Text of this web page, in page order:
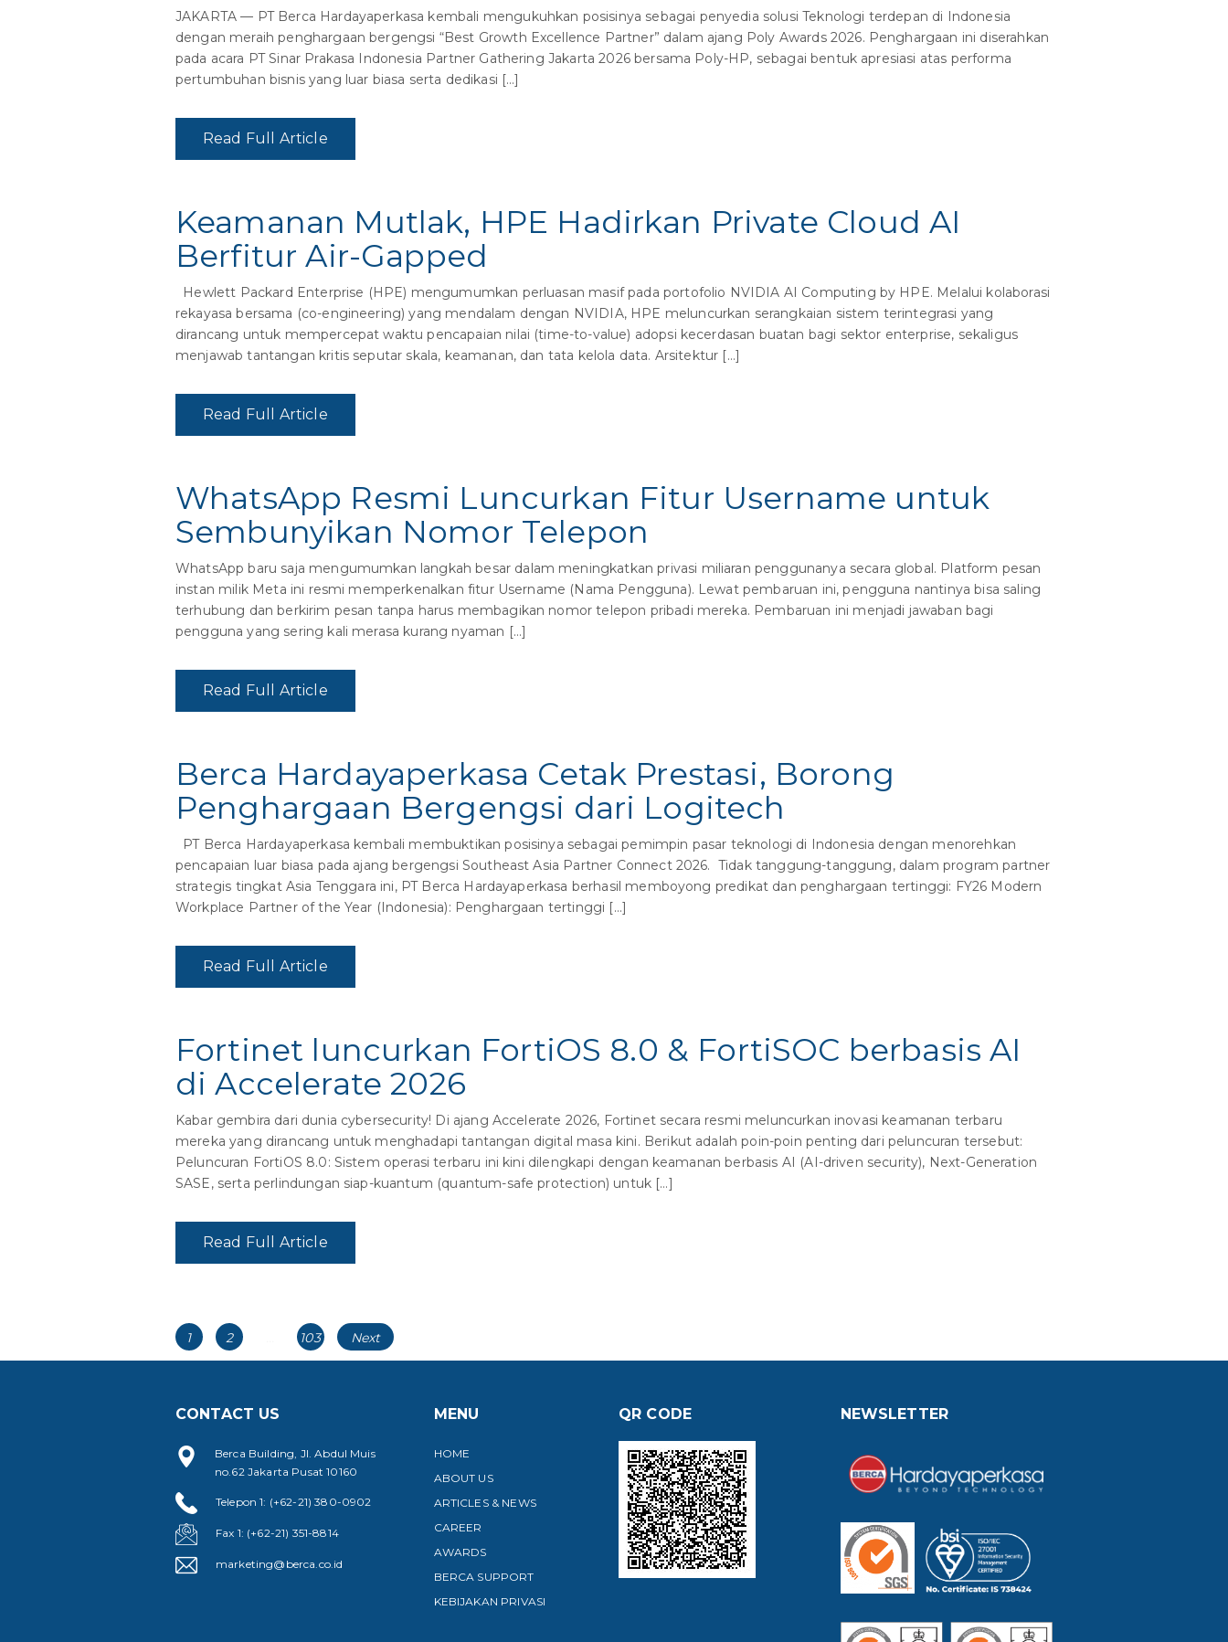
JAKARTA — PT Berca Hardayaperkasa kembali mengukuhkan posisinya sebagai penyedia solusi Teknologi terdepan di Indonesia
dengan meraih penghargaan bergengsi “Best Growth Excellence Partner” dalam ajang Poly Awards 2026. Penghargaan ini diserahkan
pada acara PT Sinar Prakasa Indonesia Partner Gathering Jakarta 2026 bersama Poly-HP, sebagai bentuk apresiasi atas performa
pertumbuhan bisnis yang luar biasa serta dedikasi […]
Read Full Article
Keamanan Mutlak, HPE Hadirkan Private Cloud AI
Berfitur Air-Gapped
Hewlett Packard Enterprise (HPE) mengumumkan perluasan masif pada portofolio NVIDIA AI Computing by HPE. Melalui kolaborasi
rekayasa bersama (co-engineering) yang mendalam dengan NVIDIA, HPE meluncurkan serangkaian sistem terintegrasi yang
dirancang untuk mempercepat waktu pencapaian nilai (time-to-value) adopsi kecerdasan buatan bagi sektor enterprise, sekaligus
menjawab tantangan kritis seputar skala, keamanan, dan tata kelola data. Arsitektur […]
Read Full Article
WhatsApp Resmi Luncurkan Fitur Username untuk
Sembunyikan Nomor Telepon
WhatsApp baru saja mengumumkan langkah besar dalam meningkatkan privasi miliaran penggunanya secara global. Platform pesan
instan milik Meta ini resmi memperkenalkan fitur Username (Nama Pengguna). Lewat pembaruan ini, pengguna nantinya bisa saling
terhubung dan berkirim pesan tanpa harus membagikan nomor telepon pribadi mereka. Pembaruan ini menjadi jawaban bagi
pengguna yang sering kali merasa kurang nyaman […]
Read Full Article
Berca Hardayaperkasa Cetak Prestasi, Borong
Penghargaan Bergengsi dari Logitech
PT Berca Hardayaperkasa kembali membuktikan posisinya sebagai pemimpin pasar teknologi di Indonesia dengan menorehkan
pencapaian luar biasa pada ajang bergengsi Southeast Asia Partner Connect 2026. Tidak tanggung-tanggung, dalam program partner
strategis tingkat Asia Tenggara ini, PT Berca Hardayaperkasa berhasil memboyong predikat dan penghargaan tertinggi: FY26 Modern
Workplace Partner of the Year (Indonesia): Penghargaan tertinggi […]
Read Full Article
Fortinet luncurkan FortiOS 8.0 & FortiSOC berbasis AI
di Accelerate 2026
Kabar gembira dari dunia cybersecurity! Di ajang Accelerate 2026, Fortinet secara resmi meluncurkan inovasi keamanan terbaru
mereka yang dirancang untuk menghadapi tantangan digital masa kini. Berikut adalah poin-poin penting dari peluncuran tersebut:
Peluncuran FortiOS 8.0: Sistem operasi terbaru ini kini dilengkapi dengan keamanan berbasis AI (AI-driven security), Next-Generation
SASE, serta perlindungan siap-kuantum (quantum-safe protection) untuk […]
Read Full Article
Posts
navigation
Page
1 Page
2 Page
103 Next
CONTACT US
Berca Building, Jl. Abdul Muis
no.62 Jakarta Pusat 10160
Telepon 1: (+62-21) 380-0902
Fax 1: (+62-21) 351-8814
marketing@berca.co.id
MENU
HOME
ABOUT US
ARTICLES & NEWS
CAREER
AWARDS
BERCA SUPPORT
KEBIJAKAN PRIVASI
QR CODE NEWSLETTER